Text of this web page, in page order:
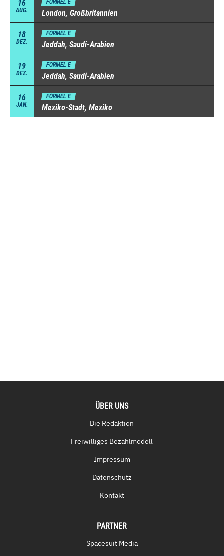
16
AUG.
FORMEL E
London, Großbritannien
18
DEZ.
FORMEL E
Jeddah, Saudi-Arabien
19
DEZ.
FORMEL E
Jeddah, Saudi-Arabien
16
JAN.
FORMEL E
Mexiko-Stadt, Mexiko
ÜBER UNS
Die Redaktion
Freiwilliges Bezahlmodell
Impressum
Datenschutz
Kontakt
PARTNER
Spacesuit Media